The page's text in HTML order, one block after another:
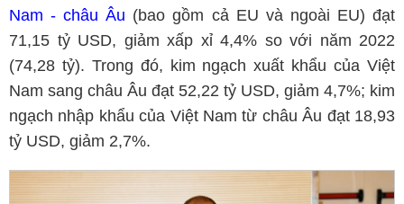
Nam - châu Âu (bao gồm cả EU và ngoài EU) đạt
71,15 tỷ USD, giảm xấp xỉ 4,4% so với năm 2022
(74,28 tỷ). Trong đó, kim ngạch xuất khẩu của Việt
Nam sang châu Âu đạt 52,22 tỷ USD, giảm 4,7%; kim
ngạch nhập khẩu của Việt Nam từ châu Âu đạt 18,93
tỷ USD, giảm 2,7%.